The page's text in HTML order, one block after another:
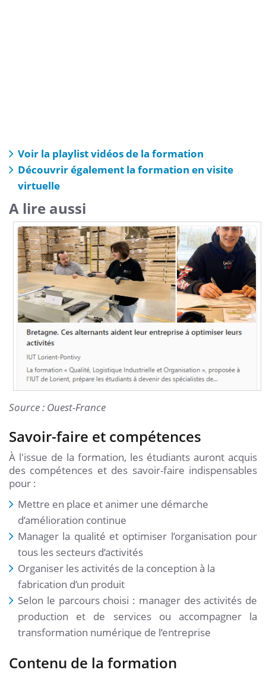
Voir la playlist vidéos de la formation
Découvrir également la formation en visite
virtuelle
A lire aussi
Source : Ouest-France
Savoir-faire et compétences
À l'issue de la formation, les étudiants auront acquis
des compétences et des savoir-faire indispensables
pour :
Mettre en place et animer une démarche
d’amélioration continue
Manager la qualité et optimiser l’organisation pour
tous les secteurs d’activités
Organiser les activités de la conception à la
fabrication d’un produit
Selon le parcours choisi : manager des activités de
production et de services ou accompagner la
transformation numérique de l’entreprise
Contenu de la formation